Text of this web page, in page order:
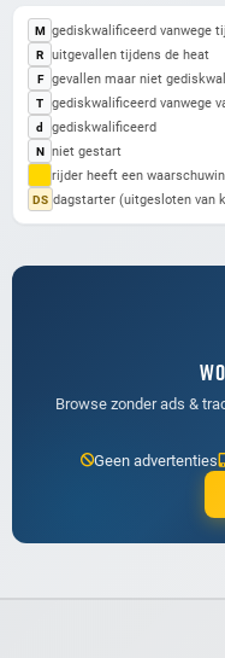
M gediskwalificeerd vanwege
R uitgevallen tijdens de heat
F gevallen maar niet
T gediskwalificeerd vanwege
d gediskwalificeerd
N niet gestart
rijder heeft een
DS dagstarter (uitgesloten van
Browse zonder ads &
Geen advertenties